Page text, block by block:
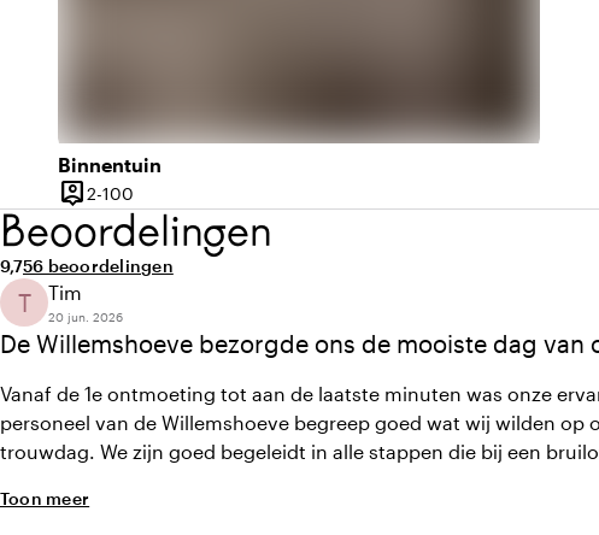
Binnentuin
person_pin
Capaciteit
2-100
Beoordelingen
Gemiddelde beoordeling van 9,7 uit 10
9,7Aantal beoordelingen: 56
56 beoordelingen
De Willemshoeve bezorgde ons de mooiste dag van
T Tim
20 jun. 2026
Vanaf de 1e ontmoeting tot aan de laatste minuten was onze
personeel van de Willemshoeve begreep goed wat wij wilden op
trouwdag. We zijn goed begeleidt in alle stappen die bij een
nog wat konden betekenen. Het personeel is deskundig en
Toon meer